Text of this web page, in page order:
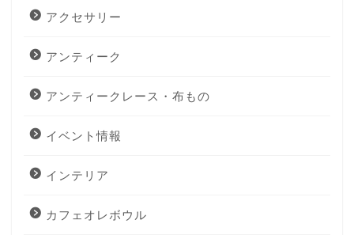
アクセサリー
アンティーク
アンティークレース・布もの
イベント情報
インテリア
カフェオレボウル